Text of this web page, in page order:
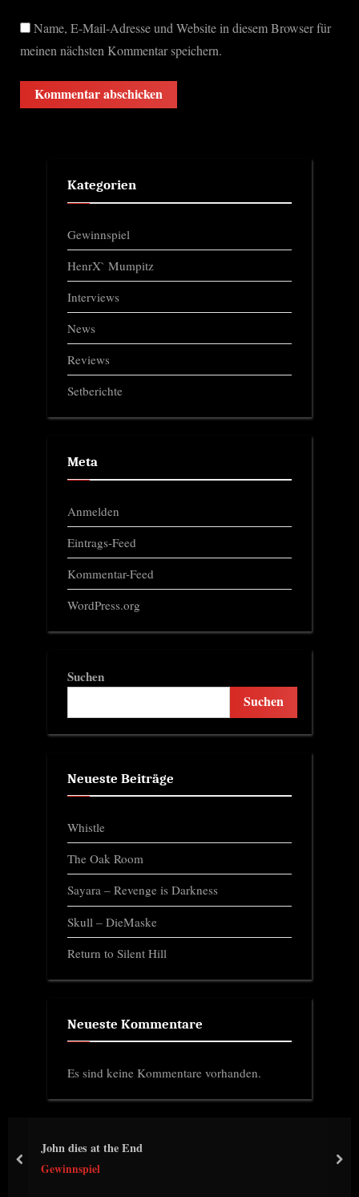
Name, E-Mail-Adresse und Website in diesem Browser für
meinen nächsten Kommentar speichern.
Kategorien
Gewinnspiel
HenrX` Mumpitz
Interviews
News
Reviews
Setberichte
Meta
Anmelden
Eintrags-Feed
Kommentar-Feed
WordPress.org
Suchen
Suchen
Neueste Beiträge
Whistle
The Oak Room
Sayara – Revenge is Darkness
Skull – DieMaske
Return to Silent Hill
Neueste Kommentare
Es sind keine Kommentare vorhanden.
John dies at the End
Gewinnspiel
prev